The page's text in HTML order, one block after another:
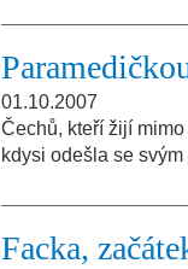
01.10.2007
Čechů, kteří žijí
kdysi odešla se
Facka,